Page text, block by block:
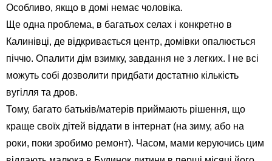
Особливо, якщо в домі немає чоловіка.
Ще одна проблема, в багатьох селах і конкретно в
Калинівці, де відкривається центр, домівки опалюється
піччю. Опалити дім взимку, завдання не з легких. І не всі
можуть собі дозволити придбати достатню кількість
вугілля та дров.
Тому, багато батьків/матерів приймають рішення, що
краще своїх дітей віддати в інтернат (на зиму, або на
роки, поки зробимо ремонт). Часом, мами керуючись цим